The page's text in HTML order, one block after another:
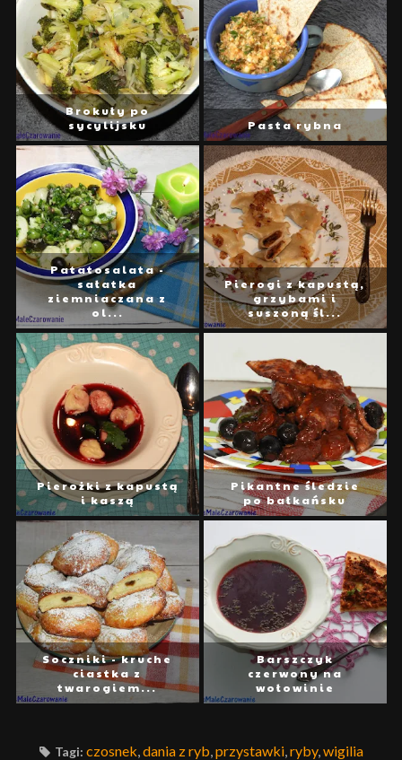
Brokuły po
sycylijsku
Pasta rybna
Patatosalata -
sałatka
ziemniaczana z
ol...
Pierogi z kapustą,
grzybami i
suszoną śl...
Pierożki z kapustą
i kaszą
Pikantne śledzie
po bałkańsku
Soczniki - kruche
ciastka z
twarogiem...
Barszczyk
czerwony na
wołowinie
Tagi: czosnek,dania z ryb,przystawki,ryby,wigilia